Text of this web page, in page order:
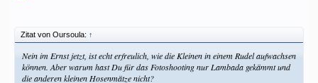
Zitat von Oursoula: ↑
Nein im Ernst jetzt, ist echt erfreulich, wie die Kleinen in einem Rudel aufwachsen
können. Aber warum hast Du für das Fotoshooting nur Lambada gekämmt und
die anderen kleinen Hosenmätze nicht?